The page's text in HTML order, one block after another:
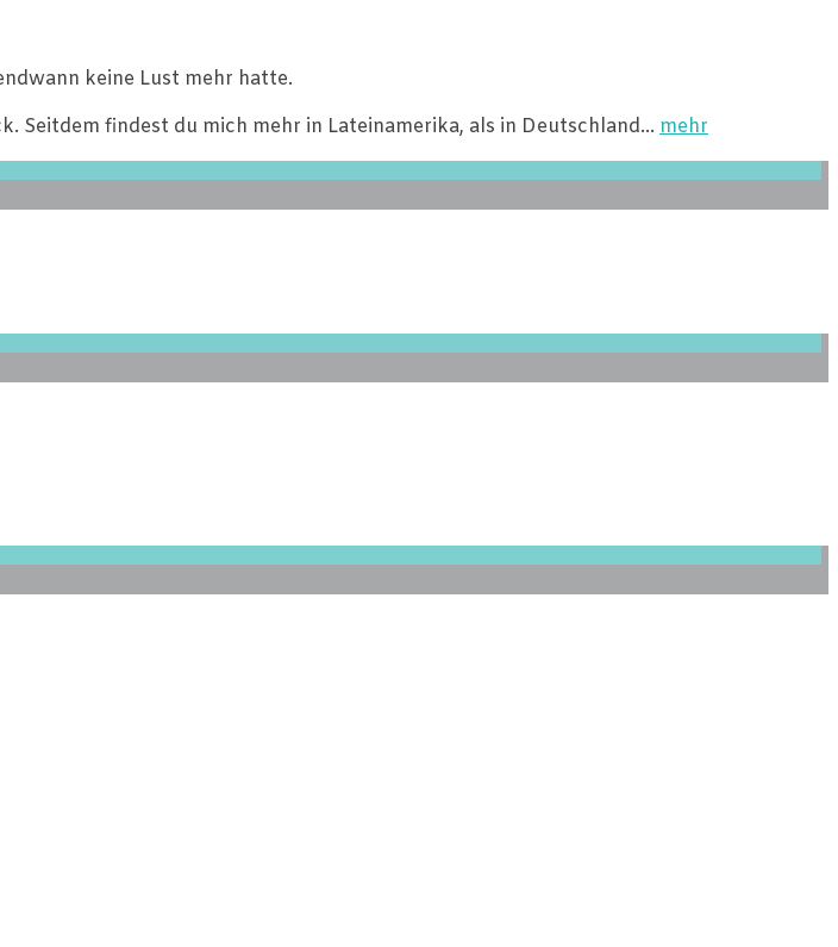
keine Lust mehr hatte.
Seitdem findest du mich mehr in Lateinamerika, als in Deutschland… mehr